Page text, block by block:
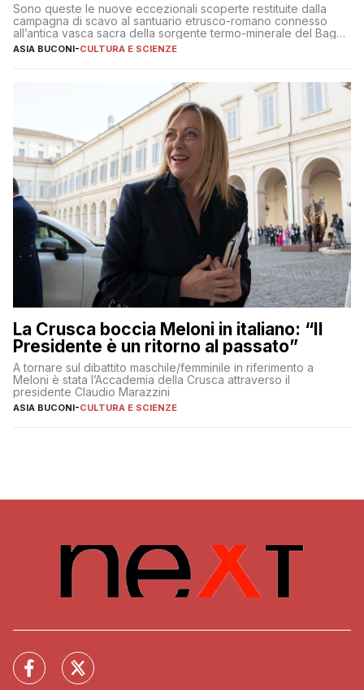
Sono queste le nuove eccezionali scoperte restituite dalla
campagna di scavo al santuario etrusco-romano connesso
all’antica vasca sacra della sorgente termo-minerale del Bagno
Grande
ASIA BUCONI-CULTURA E SCIENZE
La Crusca boccia Meloni in italiano: “Il
Presidente è un ritorno al passato”
A tornare sul dibattito maschile/femminile in riferimento a
Meloni è stata l’Accademia della Crusca attraverso il
presidente Claudio Marazzini
ASIA BUCONI-CULTURA E SCIENZE